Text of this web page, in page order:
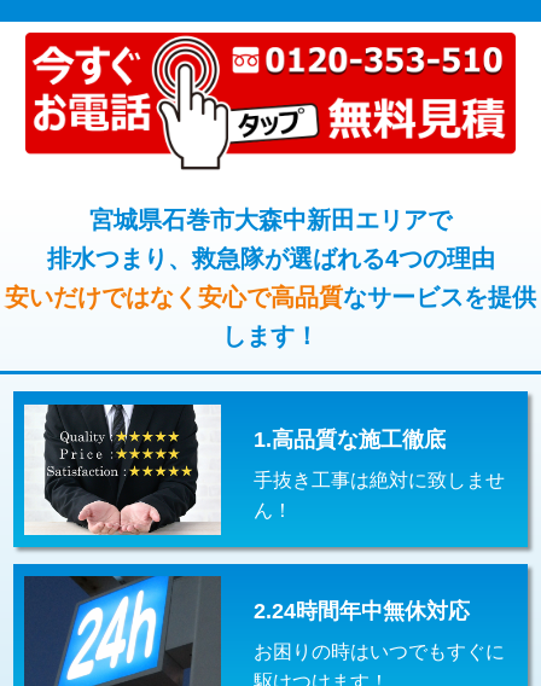
マス交換（深さ50㎝以上） 66,000円
コンクリート斫り（厚さ10㎝まで） 27,500円
コンクリート斫り（厚さ10㎝超え） 38,500円
モルタル補修（厚さ10㎝まで） 27,500円
モルタル補修（厚さ10㎝超え） 38,500円
追加人工 16,500円
トーラー機使用/3mまで 33,000円
追加トーラー機使用/3m超え +3,300円
カメラ調査 33,000円
止水・漏水調査・防水処理・清掃・修
理・調整・分解・加工など（軽作業）
11,000円
止水・漏水調査・防水処理・清掃・修
理・調整・分解・加工など（中作業）
22,000円
止水・漏水調査・防水処理・清掃・修
理・調整・分解・加工など（重作業）
33,000円
その他部品の脱着 8,800円～
交換・取付（タンク） 22,000円+材料費
交換・取付(単水栓（壁付・デッキ
式）)
13,200円+材料費
交換・取付(混合水栓（壁付・デッキ
式・ワンホール）)
16,500円+材料費
宮城県石巻市大森中新田エリアで
排水つまり、救急隊が選ばれる4つの理由
安いだけではなく安心で高品質なサービスを提供
します！
1.高品質な施工徹底
手抜き工事は絶対に致しませ
ん！
2.24時間年中無休対応
お困りの時はいつでもすぐに
駆けつけます！